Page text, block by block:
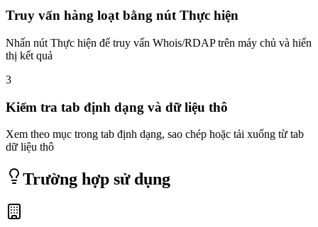
Truy vấn hàng loạt bằng nút Thực hiện
Nhấn nút Thực hiện để truy vấn Whois/RDAP trên máy chủ và hiển
thị kết quả
3
Kiểm tra tab định dạng và dữ liệu thô
Xem theo mục trong tab định dạng, sao chép hoặc tải xuống từ tab
dữ liệu thô
Trường hợp sử dụng